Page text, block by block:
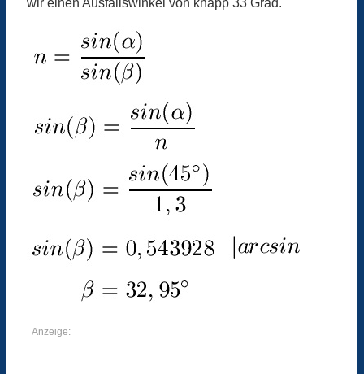
wir einen Ausfallswinkel von knapp 33 Grad.
Anzeige: